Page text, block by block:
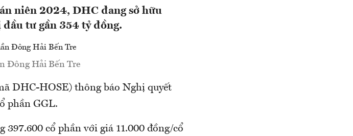
niên 2024, DHC đang sở hữu
tư gần 354 tỷ đồng.
Đông Hải Bến Tre
DHC-HOSE) thông báo Nghị quyết
phần GGL.
397.600 cổ phần với giá 11.000 đồng/cổ